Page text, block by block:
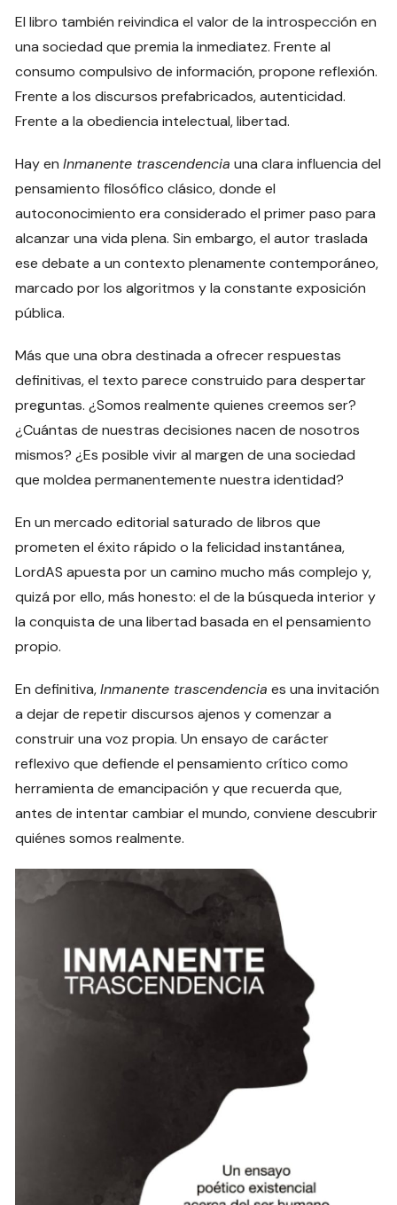
El libro también reivindica el valor de la introspección en
una sociedad que premia la inmediatez. Frente al
consumo compulsivo de información, propone reflexión.
Frente a los discursos prefabricados, autenticidad.
Frente a la obediencia intelectual, libertad.
Hay enInmanente trascendencia una clara influencia del
pensamiento filosófico clásico, donde el
autoconocimiento era considerado el primer paso para
alcanzar una vida plena. Sin embargo, el autor traslada
ese debate a un contexto plenamente contemporáneo,
marcado por los algoritmos y la constante exposición
pública.
Más que una obra destinada a ofrecer respuestas
definitivas, el texto parece construido para despertar
preguntas. ¿Somos realmente quienes creemos ser?
¿Cuántas de nuestras decisiones nacen de nosotros
mismos? ¿Es posible vivir al margen de una sociedad
que moldea permanentemente nuestra identidad?
En un mercado editorial saturado de libros que
prometen el éxito rápido o la felicidad instantánea,
LordAS apuesta por un camino mucho más complejo y,
quizá por ello, más honesto: el de la búsqueda interior y
la conquista de una libertad basada en el pensamiento
propio.
En definitiva,Inmanente trascendencia es una invitación
a dejar de repetir discursos ajenos y comenzar a
construir una voz propia. Un ensayo de carácter
reflexivo que defiende el pensamiento crítico como
herramienta de emancipación y que recuerda que,
antes de intentar cambiar el mundo, conviene descubrir
quiénes somos realmente.